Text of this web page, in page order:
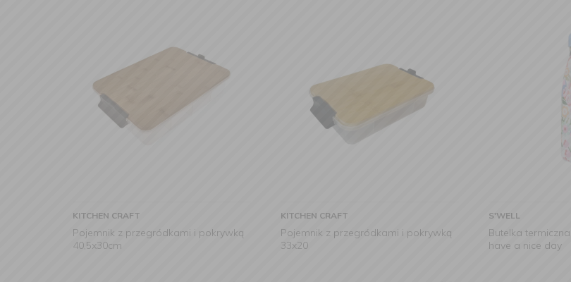
KITCHEN CRAFT
Pojemnik z przegródkami i pokrywką
40,5x30cm
KITCHEN CRAFT
Pojemnik z przegródkami i pokrywką
33x20
S'WELL
Butelka
have a nice day